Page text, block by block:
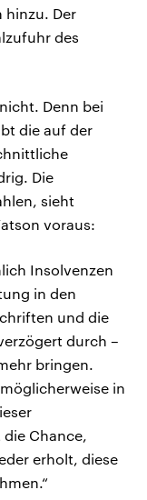
hinzu. Der
des
Denn bei
die auf der
Die
sieht
voraus:
Insolvenzen
in den
und die
durch –
bringen.
in
Chance,
erholt, diese